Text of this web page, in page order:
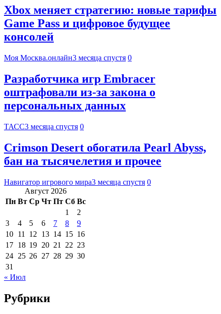
Xbox меняет стратегию: новые тарифы
Game Pass и цифровое будущее
консолей
Моя Москва.онлайн3 месяца спустя 0
Разработчика игр Embracer
оштрафовали из-за закона о
персональных данных
ТАСС3 месяца спустя 0
Crimson Desert обогатила Pearl Abyss,
бан на тысячелетия и прочее
Навигатор игрового мира3 месяца спустя 0
Август 2026
Пн Вт Ср Чт Пт Сб Вс
1
2
3
4 5 6 7 8
9
10 11 12 13 14 15 16
17 18 19 20 21 22 23
24 25 26 27 28 29 30
31
« Июл
Рубрики